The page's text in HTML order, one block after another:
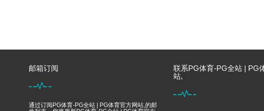
邮箱订阅
通过订阅PG体育-PG全站 | PG体育官方网站,的邮
联系PG体育-PG全站 | PG
站,